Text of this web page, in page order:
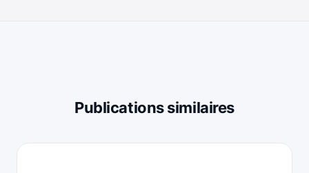
Publications similaires